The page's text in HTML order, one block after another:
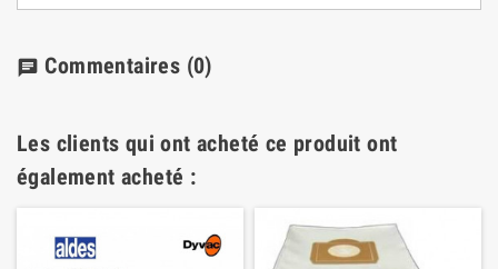
chat Commentaires (0)
Les clients qui ont acheté ce produit ont
également acheté :